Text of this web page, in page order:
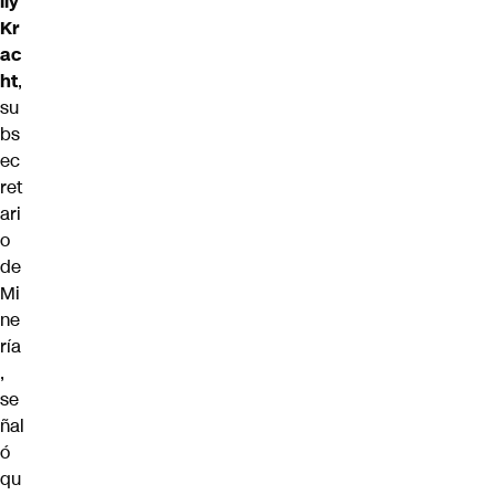
Kr
ac
ht,
su
bs
ec
ret
ari
o
de
Mi
ne
ría
,
se
ñal
ó
qu